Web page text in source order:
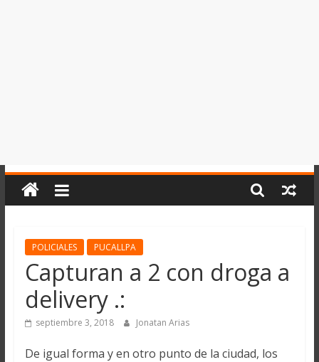
POLICIALES PUCALLPA
Capturan a 2 con droga a
delivery .:
septiembre 3, 2018 Jonatan Arias
De igual forma y en otro punto de la ciudad, los